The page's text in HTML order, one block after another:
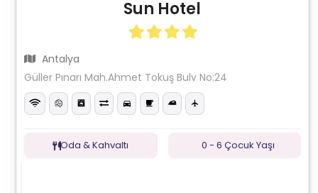
Sun Hotel
Antalya
Güller Pınarı Mah.Ahmet Tokuş Bulv No:24
Oda & Kahvaltı 0 - 6 Çocuk Yaşı